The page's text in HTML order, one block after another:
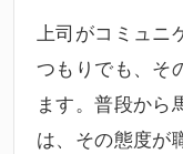
上司がコミュニ
つもりでも、そ
ます。普段から
は、その態度が